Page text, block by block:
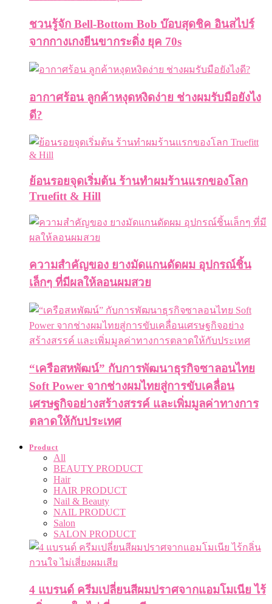
ชวนรู้จัก Bell-Bottom Bob บ๊อบสุดชิค อินสไปร์
จากกางเกงยีนขากระดิ่ง ยุค 70s
อากาศร้อน ลูกค้าหงุดหงิดง่าย ช่างผมรับมือยังไง
ดี?
ย้อนรอยจุดเริ่มต้น ร้านทำผมร้านแรกของโลก
Truefitt & Hill
ความสำคัญของ ยางมัดแกนดัดผม อุปกรณ์ชิ้น
เล็กๆ ที่มีผลให้ลอนผมสวย
“เครือสหพัฒน์” กับการพัฒนาธุรกิจซาลอนไทย
Soft Power จากช่างผมไทยสู่การขับเคลื่อน
เศรษฐกิจอย่างสร้างสรรค์ และเพิ่มมูลค่าทางการ
ตลาดให้กับประเทศ
Product
All
BEAUTY PRODUCT
Hair
HAIR PRODUCT
Nail & Beauty
NAIL PRODUCT
Salon
SALON PRODUCT
4 แบรนด์ ครีมเปลี่ยนสีผมปราศจากแอมโมเนีย ไร้